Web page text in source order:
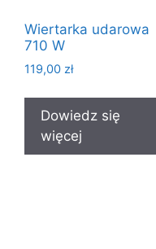
Wiertarka udarowa
710 W
119,00 zł
Dowiedz się
więcej